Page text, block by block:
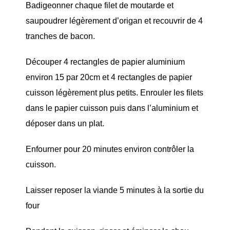
Badigeonner chaque filet de moutarde et
saupoudrer légèrement d’origan et recouvrir de 4
tranches de bacon.
Découper 4 rectangles de papier aluminium
environ 15 par 20cm et 4 rectangles de papier
cuisson légèrement plus petits. Enrouler les filets
dans le papier cuisson puis dans l’aluminium et
déposer dans un plat.
Enfourner pour 20 minutes environ contrôler la
cuisson.
Laisser reposer la viande 5 minutes à la sortie du
four